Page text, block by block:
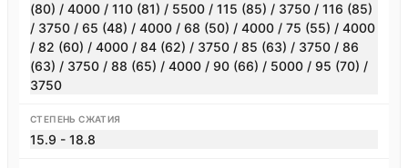
(80) / 4000 / 110 (81) / 5500 / 115 (85) / 3750 / 116 (85)
/ 3750 / 65 (48) / 4000 / 68 (50) / 4000 / 75 (55) / 4000
/ 82 (60) / 4000 / 84 (62) / 3750 / 85 (63) / 3750 / 86
(63) / 3750 / 88 (65) / 4000 / 90 (66) / 5000 / 95 (70) /
3750
СТЕПЕНЬ СЖАТИЯ
15.9 - 18.8